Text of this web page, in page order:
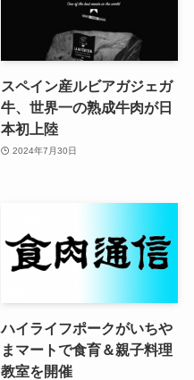
スペイン産ルビアガジェガ
牛、世界一の熟成牛肉が日
本初上陸
2024年7月30日
ハイライフポークがいちや
まマートで食育＆親子料理
教室を開催